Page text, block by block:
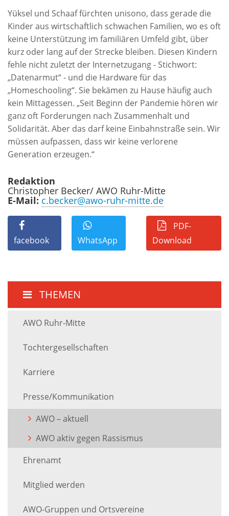
Yüksel und Schaaf fürchten unisono, dass gerade die
Kinder aus wirtschaftlich schwachen Familien, wo es oft
keine Unterstützung im familiären Umfeld gibt, über
kurz oder lang auf der Strecke bleiben. Diesen Kindern
fehle nicht zuletzt der Internetzugang - Stichwort:
„Datenarmut“ - und die Hardware für das
„Homeschooling“. Sie bekämen zu Hause häufig auch
kein Mittagessen. „Seit Beginn der Pandemie hören wir
ganz oft Forderungen nach Zusammenhalt und
Solidarität. Aber das darf keine Einbahnstraße sein. Wir
müssen aufpassen, dass wir keine verlorene
Generation erzeugen.“
Redaktion
Christopher Becker/ AWO Ruhr-Mitte
E-Mail: c.becker@awo-ruhr-mitte.de
facebook WhatsApp
PDF-
Download
THEMEN
AWO Ruhr-Mitte
Tochtergesellschaften
Karriere
Presse/Kommunikation
AWO – aktuell
AWO aktiv gegen Rassismus
Ehrenamt
Mitglied werden
AWO-Gruppen und Ortsvereine